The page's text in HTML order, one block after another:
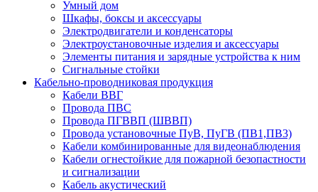
Умный дом
Шкафы, боксы и аксессуары
Электродвигатели и конденсаторы
Электроустановочные изделия и аксессуары
Элементы питания и зарядные устройства к ним
Сигнальные стойки
Кабельно-проводниковая продукция
Кабели ВВГ
Провода ПВС
Провода ПГВВП (ШВВП)
Провода установочные ПуВ, ПуГВ (ПВ1,ПВ3)
Кабели комбинированные для видеонаблюдения
Кабели огнестойкие для пожарной безопастности
и сигнализации
Кабель акустический